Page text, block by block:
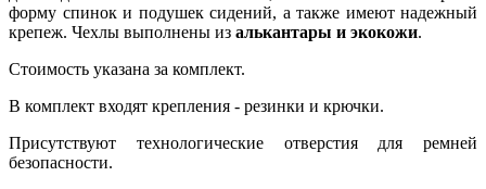
форму спинок и подушек сидений, а также имеют надежный
крепеж. Чехлы выполнены из алькантары и экокожи.
Стоимость указана за комплект.
В комплект входят крепления - резинки и крючки.
Присутствуют технологические отверстия для ремней
безопасности.